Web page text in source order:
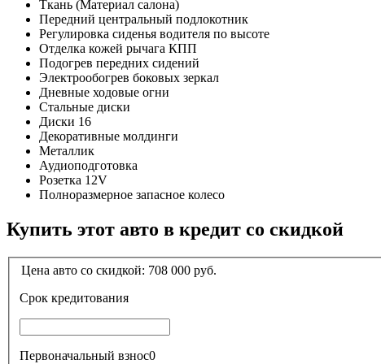
Ткань (Материал салона)
Передний центральный подлокотник
Регулировка сиденья водителя по высоте
Отделка кожей рычага КПП
Подогрев передних сидений
Электрообогрев боковых зеркал
Дневные ходовые огни
Стальные диски
Диски 16
Декоративные молдинги
Металлик
Аудиоподготовка
Розетка 12V
Полноразмерное запасное колесо
Купить этот авто в кредит со скидкой
Цена авто со скидкой: 708 000 руб.
Срок кредитования
Первоначальный взнос0